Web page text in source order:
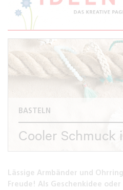
BASTELN
Cooler Schmuck
Lässige Armbänder und
Freude! Als Geschenkidee